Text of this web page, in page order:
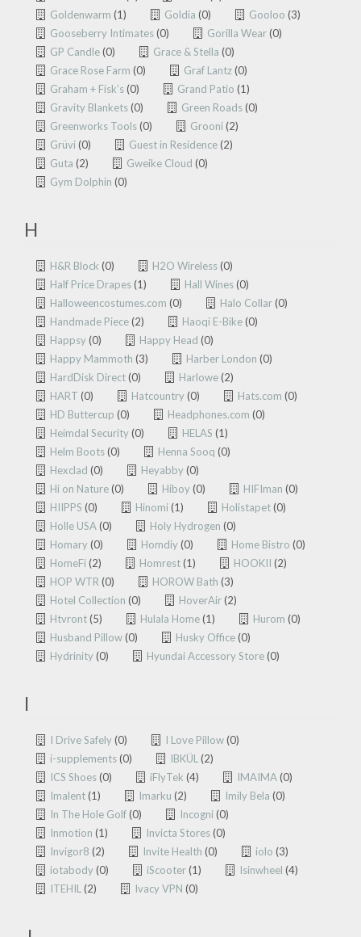
Goldenwarm (1) Goldia (0) Gooloo (3)
Gooseberry Intimates(0) Gorilla Wear(0)
GP Candle(0) Grace & Stella (0)
Grace Rose Farm (0) Graf Lantz(0)
Graham + Fisk’s(0) Grand Patio (1)
Gravity Blankets(0) Green Roads(0)
Greenworks Tools(0) Grooni(2)
Grüvi(0) Guest in Residence(2)
Guta (2) Gweike Cloud (0)
Gym Dolphin (0)
H
H&R Block (0) H2O Wireless(0)
Half Price Drapes(1) Hall Wines(0)
Halloweencostumes.com (0) Halo Collar(0)
Handmade Piece(2) Haoqi E-Bike(0)
Happsy(0) Happy Head (0)
Happy Mammoth (3) Harber London (0)
HardDisk Direct(0) Harlowe(2)
HART (0) Hatcountry(0) Hats.com (0)
HD Buttercup (0) Headphones.com (0)
Heimdal Security(0) HELAS (1)
Helm Boots(0) Henna Sooq (0)
Hexclad (0) Heyabby(0)
Hi on Nature(0) Hiboy(0) HIFIman (0)
HIIPPS (0) Hinomi(1) Holistapet(0)
Holle USA (0) Holy Hydrogen (0)
Homary(0) Homdiy(0) Home Bistro (0)
HomeFi(2) Homrest(1) HOOKII (2)
HOP WTR (0) HOROW Bath (3)
Hotel Collection (0) HoverAir(2)
Htvront(5) Hulala Home(1) Hurom (0)
Husband Pillow(0) Husky Office(0)
Hydrinity(0) Hyundai Accessory Store(0)
I
I Drive Safely(0) I Love Pillow(0)
i-supplements(0) IBKÜL (2)
ICS Shoes(0) iFlyTek (4) IMAIMA (0)
Imalent(1) Imarku (2) Imily Bela (0)
In The Hole Golf(0) Incogni(0)
Inmotion (1) Invicta Stores(0)
Invigor8 (2) Invite Health (0) iolo (3)
iotabody(0) iScooter(1) Isinwheel (4)
ITEHIL (2) Ivacy VPN (0)